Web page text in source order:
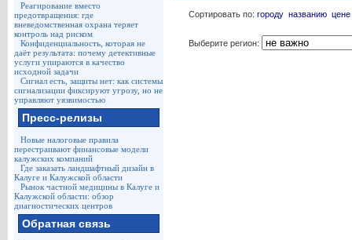
Реагирование вместо
предотвращения: где
вневедомственная охрана теряет
контроль над риском
Конфиденциальность, которая не
даёт результата: почему детективные
услуги упираются в качество
исходной задачи
Сигнал есть, защиты нет: как системы
сигнализации фиксируют угрозу, но не
управляют уязвимостью
Пресс-релизы
Новые налоговые правила
перестраивают финансовые модели
калужских компаний
Где заказать ландшафтный дизайн в
Калуге и Калужской области
Рынок частной медицины в Калуге и
Калужской области: обзор
диагностических центров
Обратная связь
Сортировать по: городу названию цене
Выберите регион: